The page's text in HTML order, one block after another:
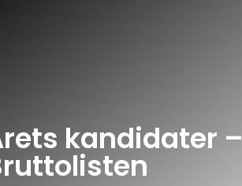
kandidater –